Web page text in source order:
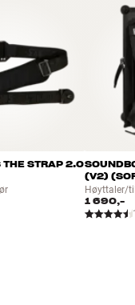
THE STRAP 2.0
(V2)
Høyttaler/
1 690,-